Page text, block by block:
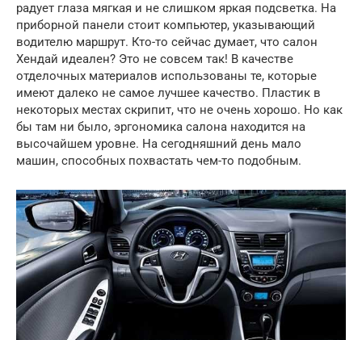
радует глаза мягкая и не слишком яркая подсветка. На
приборной панели стоит компьютер, указывающий
водителю маршрут. Кто-то сейчас думает, что салон
Хендай идеален? Это не совсем так! В качестве
отделочных материалов использованы те, которые
имеют далеко не самое лучшее качество. Пластик в
некоторых местах скрипит, что не очень хорошо. Но как
бы там ни было, эргономика салона находится на
высочайшем уровне. На сегодняшний день мало
машин, способных похвастать чем-то подобным.